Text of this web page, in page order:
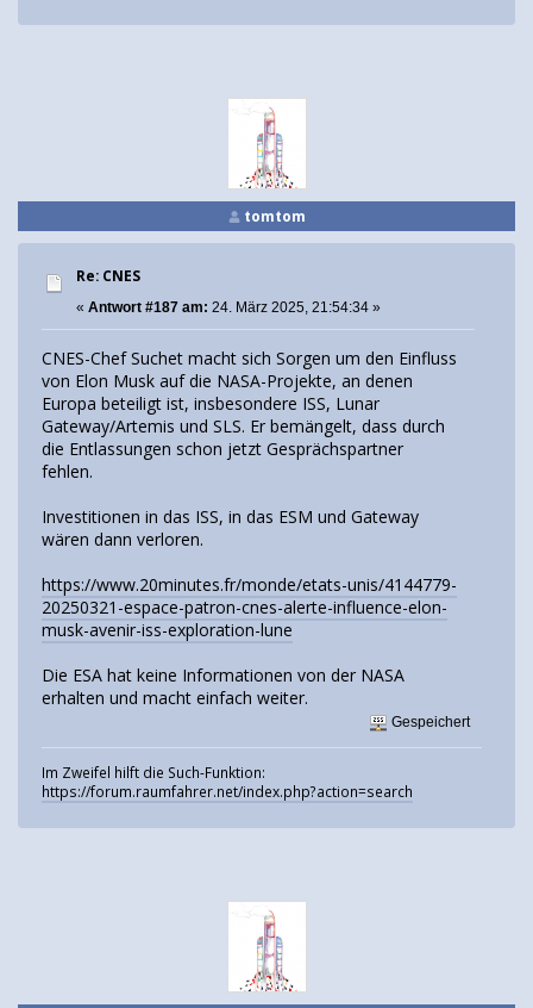
tomtom
Re: CNES
« Antwort #187 am: 24. März 2025, 21:54:34 »
CNES-Chef Suchet macht sich Sorgen um den Einfluss
von Elon Musk auf die NASA-Projekte, an denen
Europa beteiligt ist, insbesondere ISS, Lunar
Gateway/Artemis und SLS. Er bemängelt, dass durch
die Entlassungen schon jetzt Gesprächspartner
fehlen.
Investitionen in das ISS, in das ESM und Gateway
wären dann verloren.
https://www.20minutes.fr/monde/etats-unis/4144779-
20250321-espace-patron-cnes-alerte-influence-elon-
musk-avenir-iss-exploration-lune
Die ESA hat keine Informationen von der NASA
erhalten und macht einfach weiter.
Gespeichert
Im Zweifel hilft die Such-Funktion:
https://forum.raumfahrer.net/index.php?action=search